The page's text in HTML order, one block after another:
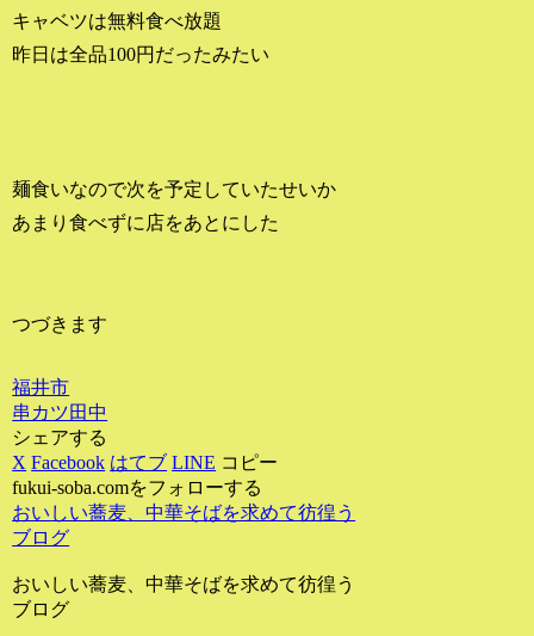
キャベツは無料食べ放題
昨日は全品100円だったみたい
麺食いなので次を予定していたせいか
あまり食べずに店をあとにした
つづきます
福井市
串カツ田中
シェアする
X Facebook はてブ LINE コピー
fukui-soba.comをフォローする
おいしい蕎麦、中華そばを求めて彷徨う
ブログ
おいしい蕎麦、中華そばを求めて彷徨う
ブログ